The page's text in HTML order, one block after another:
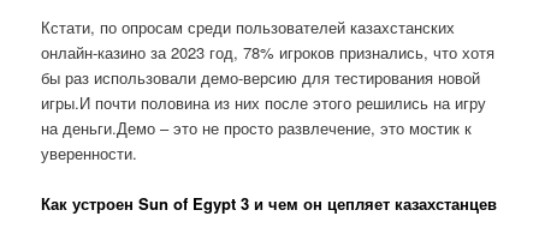
Кстати, по опросам среди пользователей казахстанских
онлайн-казино за 2023 год, 78% игроков признались, что хотя
бы раз использовали демо-версию для тестирования новой
игры.И почти половина из них после этого решились на игру
на деньги.Демо – это не просто развлечение, это мостик к
уверенности.
Как устроен Sun of Egypt 3 и чем он цепляет казахстанцев